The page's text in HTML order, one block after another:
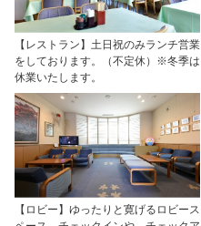
【レストラン】土日祝のみランチ営業
をしております。（不定休）※冬季は
休業いたします。
【ロビー】ゆったりと寛げるロビース